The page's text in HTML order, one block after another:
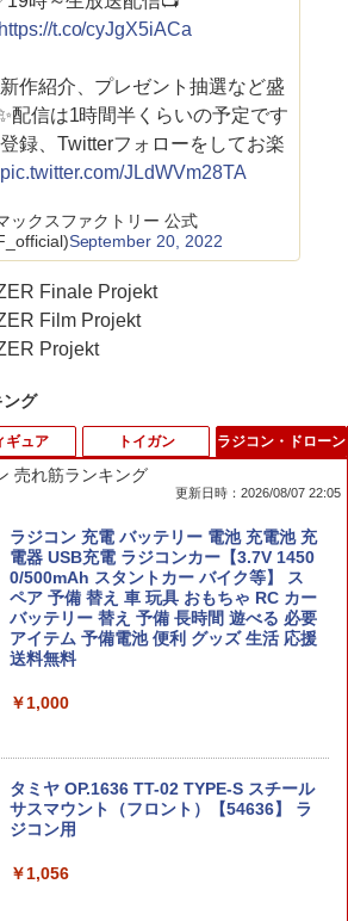
https://t.co/cyJgX5iACa
作紹介、プレゼント抽選など盛
配信は1時間半くらいの予定です
録、Twitterフォローをしてお楽
pic.twitter.com/JLdWVm28TA
ックスファクトリー 公式
September 20, 2022
Finale Projekt
Film Projekt
Projekt
グ
BANDAI SPIRITS バンダイ スピリッツ
MGSD 機動戦士ガンダム 水星の魔女 ガ
ンダムエアリアル プラスチック製 色分
け済みプラモデル SDガンダム SDハイエ
ンドブランド フォルム MG技術 ガンプ
ラ 組み立て 模型 キット ホビー 大人 男
の子 プレゼント ギフト 贈り物
￥6,980
タミヤ 1/32 フルカウルミニ四駆シリー
ズ No.23 1/32 バスターソニック 19423
ギュア
FUNKO ボビングヘッド ボブルヘッド ピ
ンクパンサー 人形 頭が揺れる おもちゃ
首ふり人形 POPEYE Bobble Head フィ
ギュア WACKY WOBBLER アメトイ イ
ンテリア ディスプレイ キャラクター グ
ッズ アメリカ雑貨 アメリカン雑貨 ダブ
ルスリー
￥4,180
CGセンタイリング01 全4種セット
￥8,580
トイガン
WOSPORT UNITY MB Liteタイプ 20m
mレール用オフセットスイッチ Pro TAN
￥2,722
在庫販売 米国製 TALON GRIPS 滑り止
￥2,835
東京マルイ H&K USP No.16 [エアーハン
ラジコン・ドローン
売れ筋ランキング
更新日時：2026/08/07 22:05
ラジコン 充電 バッテリー 電池 充電池 充
電器 USB充電 ラジコンカー【3.7V 1450
0/500mAh スタントカー バイク等】 ス
ペア 予備 替え 車 玩具 おもちゃ RC カー
バッテリー 替え 予備 長時間 遊べる 必要
アイテム 予備電池 便利 グッズ 生活 応援
送料無料
￥1,000
タミヤ OP.1636 TT-02 TYPE-S スチール
サスマウント（フロント）【54636】 ラ
ジコン用
￥1,056